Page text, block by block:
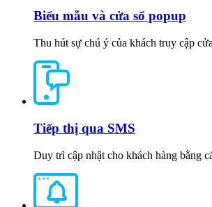
Biểu mẫu và cửa sổ popup
Thu hút sự chú ý của khách truy cập
Tiếp thị qua SMS
Duy trì cập nhật cho khách hàng bằng